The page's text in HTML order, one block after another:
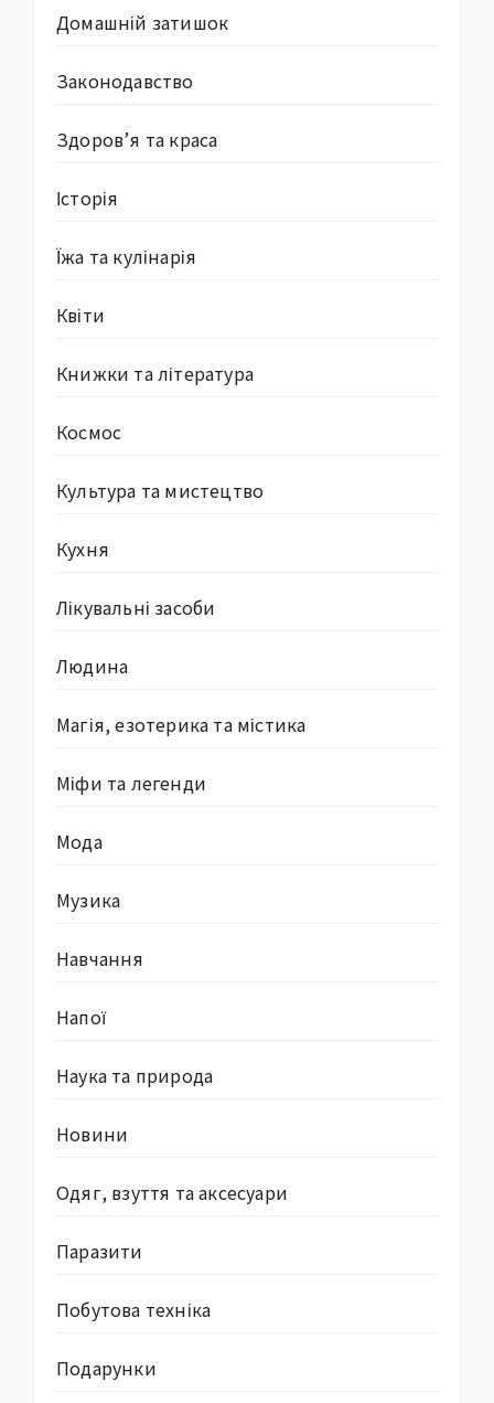
Домашній затишок
Законодавство
Здоров’я та краса
Історія
Їжа та кулінарія
Квіти
Книжки та література
Космос
Культура та мистецтво
Кухня
Лікувальні засоби
Людина
Магія, езотерика та містика
Міфи та легенди
Мода
Музика
Навчання
Напої
Наука та природа
Новини
Одяг, взуття та аксесуари
Паразити
Побутова техніка
Подарунки